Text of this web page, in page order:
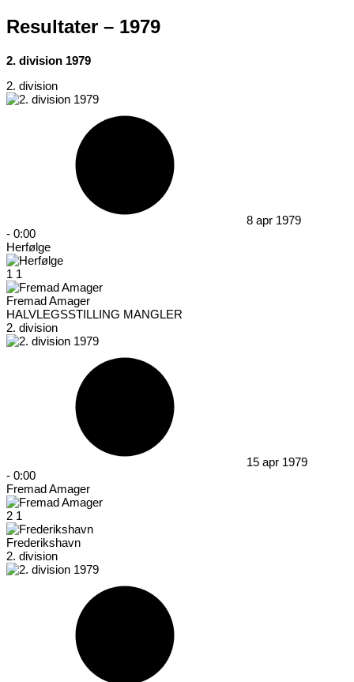
Resultater – 1979
2. division 1979
2. division
8 apr 1979
- 0:00
Herfølge
1 1
Fremad Amager
HALVLEGSSTILLING MANGLER
2. division
15 apr 1979
- 0:00
Fremad Amager
2 1
Frederikshavn
2. division